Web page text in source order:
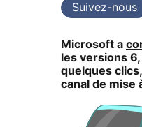
Suivez-nous
Microsoft a
les versions
quelques
canal de mise